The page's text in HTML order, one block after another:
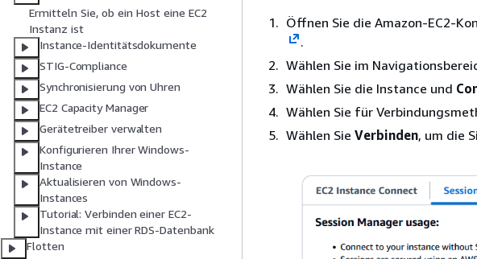
Ermitteln Sie, ob ein Host eine EC2
Instanz ist
Instance-Identitätsdokumente
STIG-Compliance
Synchronisierung von Uhren
EC2 Capacity Manager
Gerätetreiber verwalten
Konfigurieren Ihrer Windows-
Instance
Aktualisieren von Windows-
Instances
Tutorial: Verbinden einer EC2-
Instance mit einer RDS-Datenbank
Flotten
Öffnen Sie die Amazon-EC2-
.
Wählen Sie im
Wählen Sie die Instance und
Wählen Sie für
Wählen Sie Verbinden, um die